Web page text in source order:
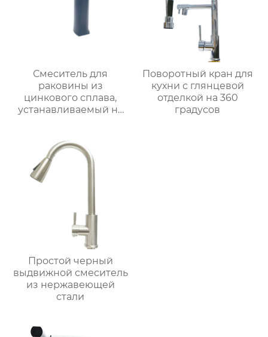
Смеситель для
раковины из
цинкового сплава,
устанавливаемый на
Поворотный кран для
кухни с глянцевой
отделкой на 360
градусов
Простой черный
выдвижной смеситель
из нержавеющей
стали